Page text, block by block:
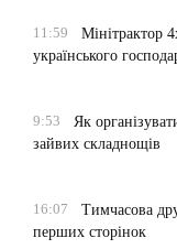
11:59
Мінітрактор
українського
9:53
Як
зайвих складнощів
16:07
Тимчасова
перших сторінок